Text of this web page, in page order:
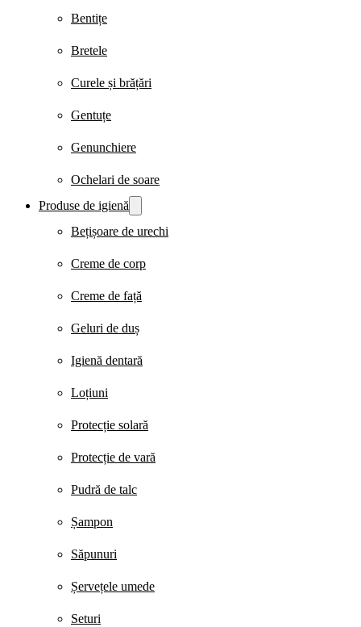
Bentițe
Bretele
Curele și brățări
Gentuțe
Genunchiere
Ochelari de soare
Produse de igienă
Bețișoare de urechi
Creme de corp
Creme de față
Geluri de duș
Igienă dentară
Loțiuni
Protecție solară
Protecție de vară
Pudră de talc
Șampon
Săpunuri
Șervețele umede
Seturi